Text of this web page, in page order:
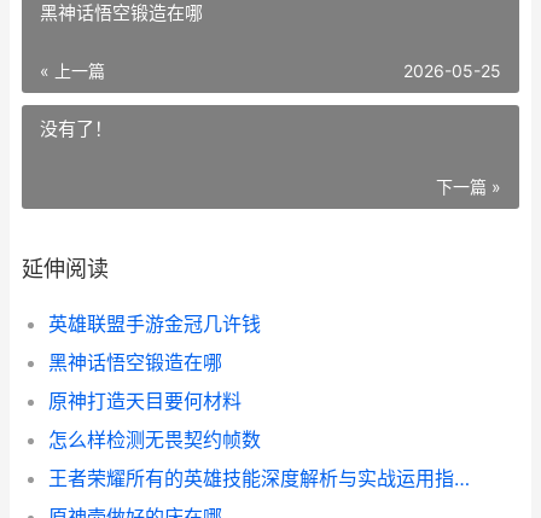
黑神话悟空锻造在哪
« 上一篇 2026-05-25
没有了！
下一篇 »
延伸阅读
英雄联盟手游金冠几许钱
黑神话悟空锻造在哪
原神打造天目要何材料
怎么样检测无畏契约帧数
王者荣耀所有的英雄技能深度解析与实战运用指南